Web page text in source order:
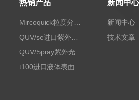
热销产品
QUV/se进口紫外老化试验箱Q-lab
QUV/Spray紫外光加速老化试验箱
t100进口液体表面张力测试仪
新闻中心
新闻中心
技术文章